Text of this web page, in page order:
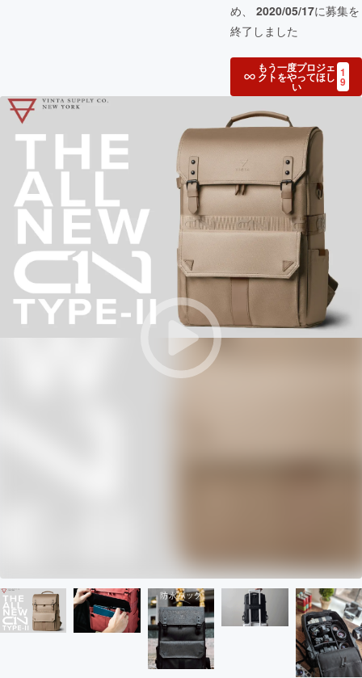
め、 2020/05/17に募集を
終了しました
もう一度プロジェ
クトをやってほし
い
1
9